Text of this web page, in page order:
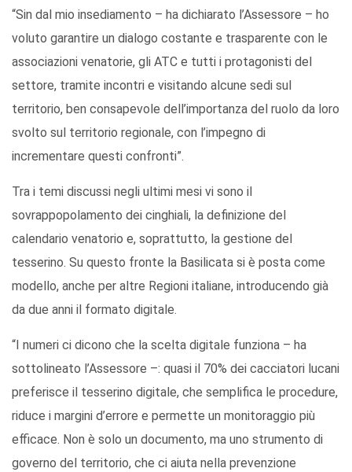
“Sin dal mio insediamento – ha dichiarato l’Assessore – ho
voluto garantire un dialogo costante e trasparente con le
associazioni venatorie, gli ATC e tutti i protagonisti del
settore, tramite incontri e visitando alcune sedi sul
territorio, ben consapevole dell’importanza del ruolo da loro
svolto sul territorio regionale, con l’impegno di
incrementare questi confronti”.
Tra i temi discussi negli ultimi mesi vi sono il
sovrappopolamento dei cinghiali, la definizione del
calendario venatorio e, soprattutto, la gestione del
tesserino. Su questo fronte la Basilicata si è posta come
modello, anche per altre Regioni italiane, introducendo già
da due anni il formato digitale.
“I numeri ci dicono che la scelta digitale funziona – ha
sottolineato l’Assessore –: quasi il 70% dei cacciatori lucani
preferisce il tesserino digitale, che semplifica le procedure,
riduce i margini d’errore e permette un monitoraggio più
efficace. Non è solo un documento, ma uno strumento di
governo del territorio, che ci aiuta nella prevenzione